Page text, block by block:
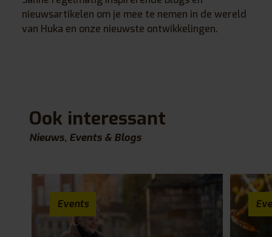
nieuwsartikelen om je mee te nemen in de wereld
van Huka en onze nieuwste ontwikkelingen.
Ook interessant
Nieuws, Events & Blogs
Events